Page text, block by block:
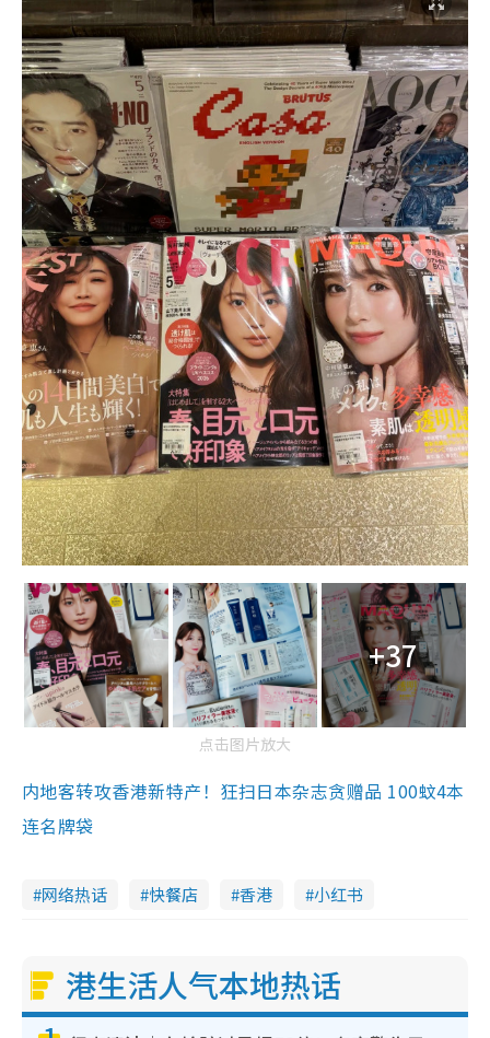
+37
点击图片放大
内地客转攻香港新特产！狂扫日本杂志贪赠品 100蚊4本
连名牌袋
网络热话 快餐店 香港 小红书
港生活人气本地热话